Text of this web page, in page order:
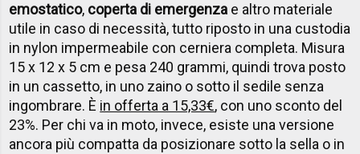
emostatico, coperta di emergenza e altro materiale
utile in caso di necessità, tutto riposto in una custodia
in nylon impermeabile con cerniera completa. Misura
15 x 12 x 5 cm e pesa 240 grammi, quindi trova posto
in un cassetto, in uno zaino o sotto il sedile senza
ingombrare. È in offerta a 15,33€, con uno sconto del
23%. Per chi va in moto, invece, esiste una versione
ancora più compatta da posizionare sotto la sella o in